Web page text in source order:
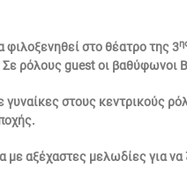
στο θέατρο της 3
Σε ρόλους guest οι
στους κεντρικούς
με αξέχαστες μελωδίες για